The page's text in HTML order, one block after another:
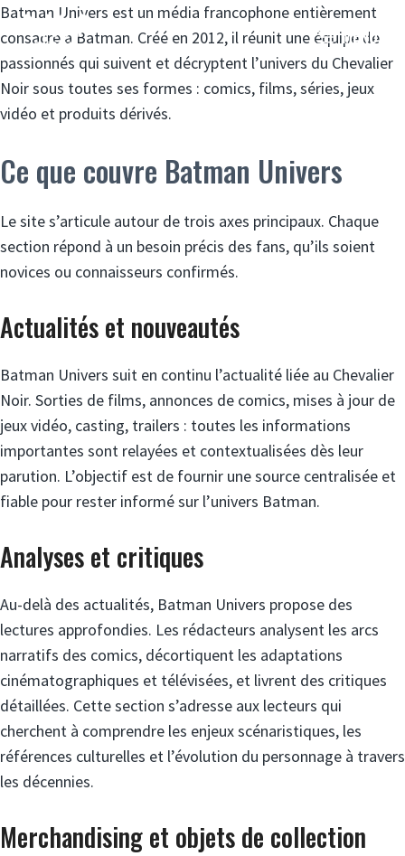
Aller
au
contenu
MENU
Batman Univers est un média francophone entièrement
consacré à Batman. Créé en 2012, il réunit une équipe de
passionnés qui suivent et décryptent l’univers du Chevalier
Noir sous toutes ses formes : comics, films, séries, jeux
vidéo et produits dérivés.
Ce que couvre Batman Univers
Le site s’articule autour de trois axes principaux. Chaque
section répond à un besoin précis des fans, qu’ils soient
novices ou connaisseurs confirmés.
Actualités et nouveautés
Batman Univers suit en continu l’actualité liée au Chevalier
Noir. Sorties de films, annonces de comics, mises à jour de
jeux vidéo, casting, trailers : toutes les informations
importantes sont relayées et contextualisées dès leur
parution. L’objectif est de fournir une source centralisée et
fiable pour rester informé sur l’univers Batman.
Analyses et critiques
Au-delà des actualités, Batman Univers propose des
lectures approfondies. Les rédacteurs analysent les arcs
narratifs des comics, décortiquent les adaptations
cinématographiques et télévisées, et livrent des critiques
détaillées. Cette section s’adresse aux lecteurs qui
cherchent à comprendre les enjeux scénaristiques, les
références culturelles et l’évolution du personnage à travers
les décennies.
Merchandising et objets de collection